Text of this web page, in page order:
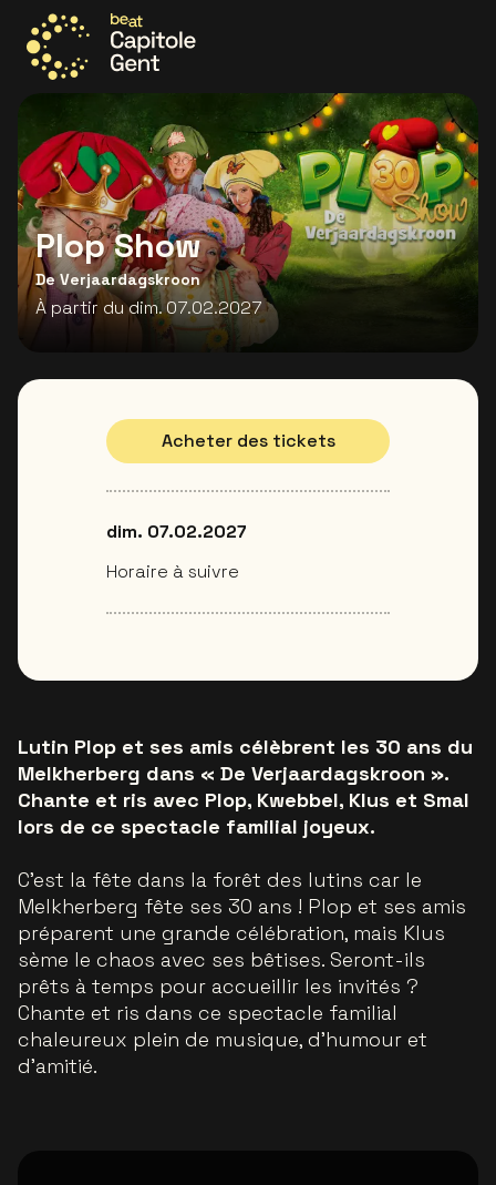
Plop Show
De Verjaardagskroon
À partir du dim. 07.02.2027
Lutin Plop et ses amis célèbrent les 30 ans du
Melkherberg dans « De Verjaardagskroon ».
Chante et ris avec Plop, Kwebbel, Klus et Smal
lors de ce spectacle familial joyeux.
C’est la fête dans la forêt des lutins car le
Melkherberg fête ses 30 ans ! Plop et ses amis
préparent une grande célébration, mais Klus
sème le chaos avec ses bêtises. Seront-ils
prêts à temps pour accueillir les invités ?
Chante et ris dans ce spectacle familial
chaleureux plein de musique, d’humour et
d’amitié.
Acheter des tickets
dim. 07.02.2027
Horaire à suivre